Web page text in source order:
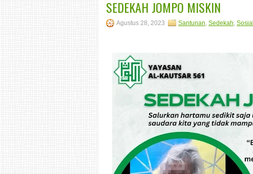
SEDEKAH JOMPO MISKIN
Agustus 28, 2023 Santunan, Sedekah, Sosial